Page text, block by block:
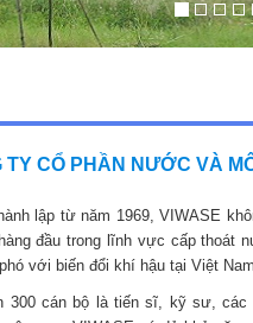
TY CỔ PHẦN NƯỚC VÀ
lập từ năm 1969, VIWASE
đầu trong lĩnh vực cấp thoát
với biến đổi khí hậu tại Việt
300 cán bộ là tiến sĩ, kỹ sư, các